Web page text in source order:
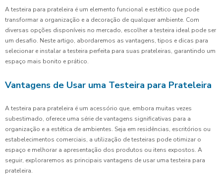
A testeira para prateleira é um elemento funcional e estético que pode
transformar a organização e a decoração de qualquer ambiente. Com
diversas opções disponíveis no mercado, escolher a testeira ideal pode ser
um desafio. Neste artigo, abordaremos as vantagens, tipos e dicas para
selecionar e instalar a testeira perfeita para suas prateleiras, garantindo um
espaço mais bonito e prático.
Vantagens de Usar uma Testeira para Prateleira
A testeira para prateleira é um acessório que, embora muitas vezes
subestimado, oferece uma série de vantagens significativas para a
organização e a estética de ambientes. Seja em residências, escritórios ou
estabelecimentos comerciais, a utilização de testeiras pode otimizar o
espaço e melhorar a apresentação dos produtos ou itens expostos. A
seguir, exploraremos as principais vantagens de usar uma testeira para
prateleira.